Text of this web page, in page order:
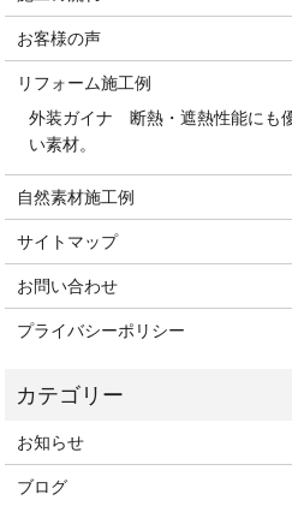
お客様の声
リフォーム施工例
外装ガイナ 断熱・遮熱性能にも
い素材。
自然素材施工例
サイトマップ
お問い合わせ
プライバシーポリシー
お知らせ
ブログ